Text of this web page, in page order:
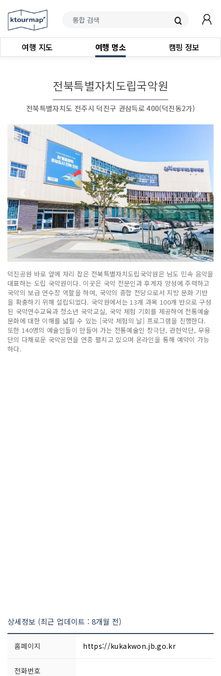
여행 지도 여행 명소 캠핑 정보
전북특별자치도립국악원
전북특별자치도 전주시 덕진구 권삼득로 400(덕진동2가)
덕진공원 바로 앞에 자리 잡은 전북특별자치도립국악원은 남도 민속 음악을
대표하는 도립 국악원이다. 이곳은 국악 전문인과 후계자 양성에 주력하고
국악의 보급 연수장 역할을 하여, 국악의 종합 전당으로서 지방 문화 기반
을 확충하기 위해 설립되었다. 국악원에서는 13개 과목 100개 반으로 구성
된 국악연수교육과 청소년 국악교실, 국악 체험 기회를 제공하여 전통예술
문화에 대한 이해를 넓힐 수 있는 [국악 체험의 날] 프로그램을 진행한다.
또한 140명의 예술인들이 만들어 가는 전통예술인 창극단, 관현악단, 무용
단의 다채로운 국악공연을 연중 펼치고 있으며 온라인을 통해 예약이 가능
하다.
상세정보 (최근 업데이트 : 8개월 전)
홈페이지 https://kukakwon.jb.go.kr
전화번호